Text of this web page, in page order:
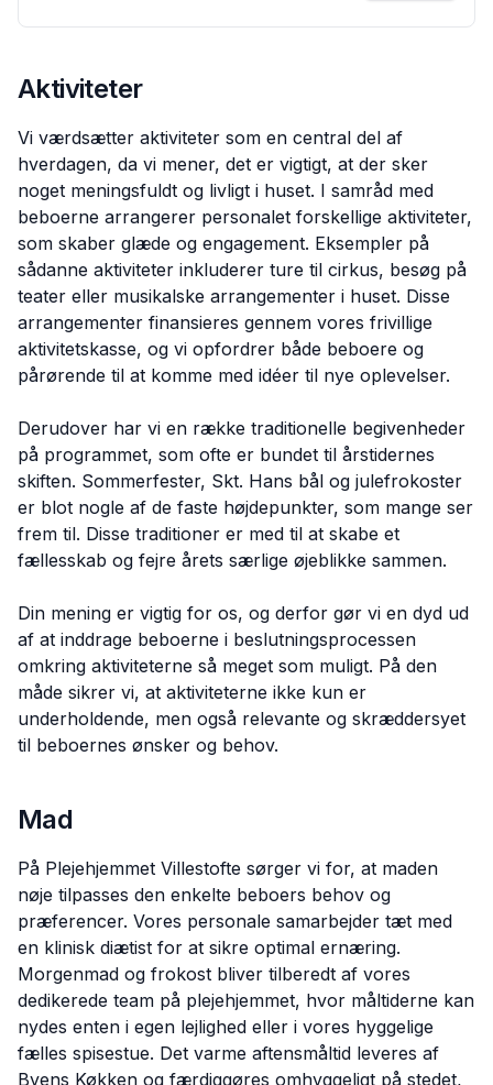
Aktiviteter
Vi værdsætter aktiviteter som en central del af
hverdagen, da vi mener, det er vigtigt, at der sker
noget meningsfuldt og livligt i huset. I samråd med
beboerne arrangerer personalet forskellige aktiviteter,
som skaber glæde og engagement. Eksempler på
sådanne aktiviteter inkluderer ture til cirkus, besøg på
teater eller musikalske arrangementer i huset. Disse
arrangementer finansieres gennem vores frivillige
aktivitetskasse, og vi opfordrer både beboere og
pårørende til at komme med idéer til nye oplevelser.
Derudover har vi en række traditionelle begivenheder
på programmet, som ofte er bundet til årstidernes
skiften. Sommerfester, Skt. Hans bål og julefrokoster
er blot nogle af de faste højdepunkter, som mange ser
frem til. Disse traditioner er med til at skabe et
fællesskab og fejre årets særlige øjeblikke sammen.
Din mening er vigtig for os, og derfor gør vi en dyd ud
af at inddrage beboerne i beslutningsprocessen
omkring aktiviteterne så meget som muligt. På den
måde sikrer vi, at aktiviteterne ikke kun er
underholdende, men også relevante og skræddersyet
til beboernes ønsker og behov.
Mad
På Plejehjemmet Villestofte sørger vi for, at maden
nøje tilpasses den enkelte beboers behov og
præferencer. Vores personale samarbejder tæt med
en klinisk diætist for at sikre optimal ernæring.
Morgenmad og frokost bliver tilberedt af vores
dedikerede team på plejehjemmet, hvor måltiderne kan
nydes enten i egen lejlighed eller i vores hyggelige
fælles spisestue. Det varme aftensmåltid leveres af
Byens Køkken og færdiggøres omhyggeligt på stedet,